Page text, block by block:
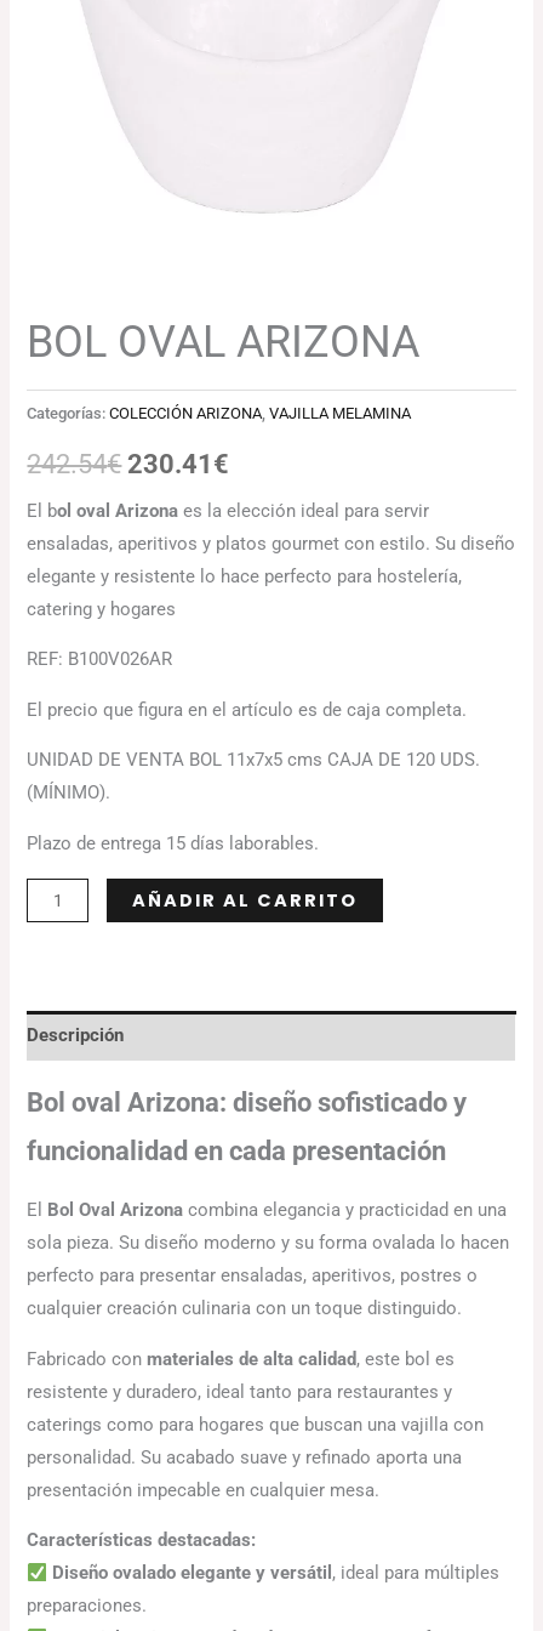
BOL OVAL ARIZONA
Categorías:COLECCIÓN ARIZONA ,VAJILLA MELAMINA
242.54€ 230.41 €
El bol oval Arizona es la elección ideal para servir
ensaladas, aperitivos y platos gourmet con estilo. Su diseño
elegante y resistente lo hace perfecto para hostelería,
catering y hogares
REF: B100V026AR
El precio que figura en el artículo es de caja completa.
UNIDAD DE VENTA BOL 11x7x5 cms CAJA DE 120 UDS.
(MÍNIMO).
Plazo de entrega 15 días laborables.
AÑADIR AL CARRITO
Descripción
Bol oval Arizona: diseño sofisticado y
funcionalidad en cada presentación
El Bol Oval Arizona combina elegancia y practicidad en una
sola pieza. Su diseño moderno y su forma ovalada lo hacen
perfecto para presentar ensaladas, aperitivos, postres o
cualquier creación culinaria con un toque distinguido.
Fabricado conmateriales de alta calidad, este bol es
resistente y duradero, ideal tanto para restaurantes y
caterings como para hogares que buscan una vajilla con
personalidad. Su acabado suave y refinado aporta una
presentación impecable en cualquier mesa.
Características destacadas:
Diseño ovalado elegante y versátil , ideal para múltiples
preparaciones.